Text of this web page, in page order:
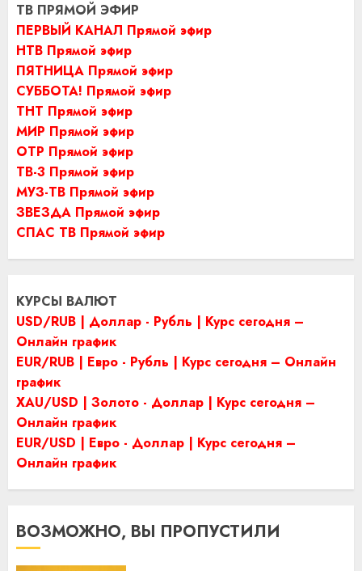
ТВ ПРЯМОЙ ЭФИР
ПЕРВЫЙ КАНАЛ Прямой эфир
НТВ Прямой эфир
ПЯТНИЦА Прямой эфир
СУББОТА! Прямой эфир
ТНТ Прямой эфир
МИР Прямой эфир
ОТР Прямой эфир
ТВ-3 Прямой эфир
МУЗ-ТВ Прямой эфир
ЗВЕЗДА Прямой эфир
СПАС ТВ Прямой эфир
КУРСЫ ВАЛЮТ
USD/RUB | Доллар - Рубль | Курс сегодня –
Онлайн график
EUR/RUB | Евро - Рубль | Курс сегодня – Онлайн
график
XAU/USD | Золото - Доллар | Курс сегодня –
Онлайн график
EUR/USD | Евро - Доллар | Курс сегодня –
Онлайн график
ВОЗМОЖНО, ВЫ ПРОПУСТИЛИ